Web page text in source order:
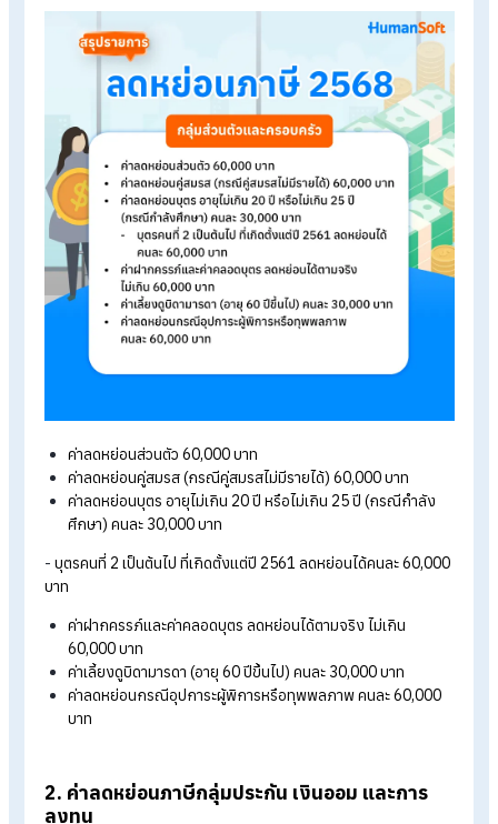
เอกสารลดหย่อนภาษีที่ต้องเตรียม อัปเดตปี 2568
สรุปรายการลดหย่อนภาษี 2568 ใช้สิทธิอะไรได้บ้าง?
รายการลดหย่อนภาษีปี 2568 มีอะไรบ้า
กรมสรรพากรกำหนดให้การเสียภาษีเงินได้บุคคลธรรมดา 2568
สามารถลดหย่อนได้ผ่าน 4 กลุ่มค่าใช้จ่ายด้วยกัน ได้แก่ กลุ่มส่วนตัว
และครอบครัว กลุ่มประกัน เงินออม และการลงทุน กลุ่มเงินบริจาค
และกลุ่มโครงการกระตุ้นเศรษฐกิจของรัฐ ซึ่งแต่ละกลุ่มก็มีราย
ละเอียดที่แตกต่างกันไป ดังนี้
1. ค่าลดหย่อนภาษีกลุ่มส่วนตัวและครอบครัว
เช่น